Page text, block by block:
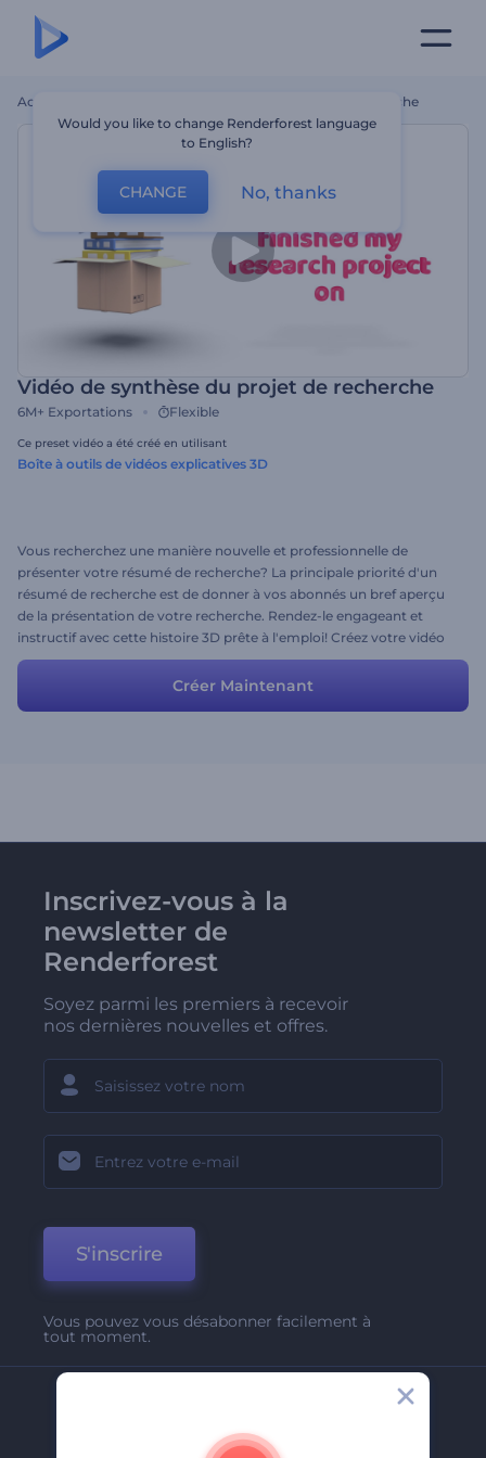
Accueil Vidéo De Synthèse Du Projet De Recherche
Vidéo de synthèse du projet de recherche
6M+ Exportations Flexible
Ce preset vidéo a été créé en utilisant
Boîte à outils de vidéos explicatives 3D
Vous recherchez une manière nouvelle et professionnelle de
présenter votre résumé de recherche? La principale priorité d'un
résumé de recherche est de donner à vos abonnés un bref aperçu
de la présentation de votre recherche. Rendez-le engageant et
instructif avec cette histoire 3D prête à l'emploi! Créez votre vidéo
immédiatement en ajustant les scènes et les styles. Ajoutez vos
fichiers multimédias et donnez une touche finale à votre vidéo en
choisissant votre musique préférée dans notre grande bibliothèque
Créer Maintenant
Inscrivez-vous à la
newsletter de
Renderforest
Soyez parmi les premiers à recevoir
nos dernières nouvelles et offres.
S'inscrire
Vous pouvez vous désabonner facilement à
tout moment.
A Propos De Nous
Would you like to change Renderforest language
to English?
CHANGE No, thanks